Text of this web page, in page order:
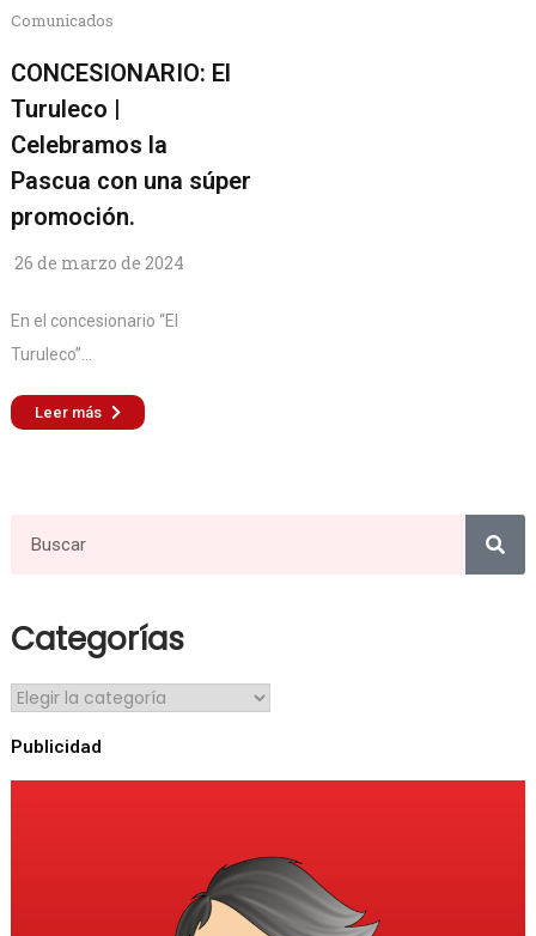
Comunicados
CONCESIONARIO: El
Turuleco |
Celebramos la
Pascua con una súper
promoción.
26 de marzo de 2024
En el concesionario “El
Turuleco”...
Leer más
Categorías
Publicidad